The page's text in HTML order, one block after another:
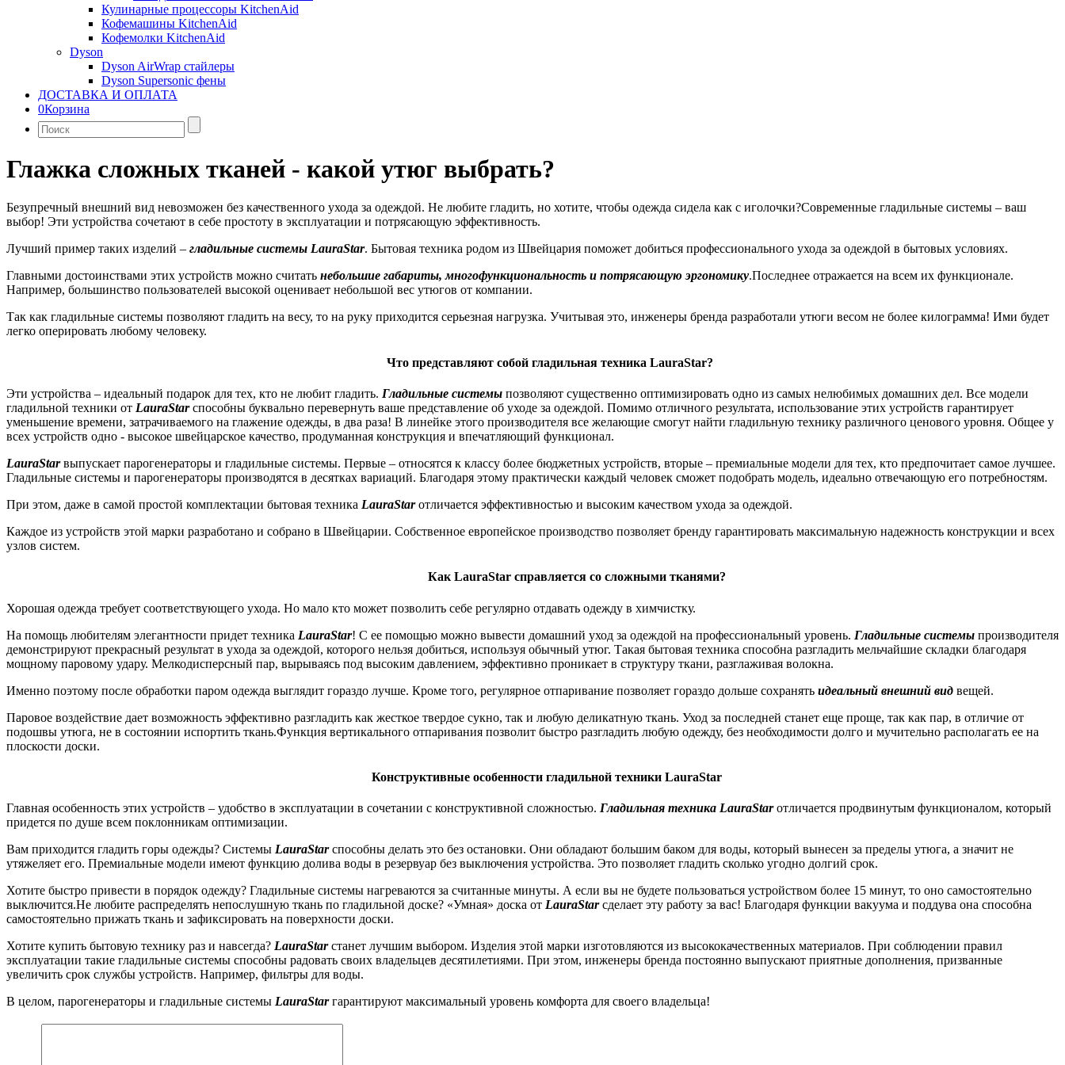
Кулинарные процессоры KitchenAid
Кофемашины KitchenAid
Кофемолки KitchenAid
Dyson
Dyson AirWrap стайлеры
Dyson Supersonic фены
ДОСТАВКА И ОПЛАТА
0Корзина
Найти:
Глажка сложных тканей - какой утюг выбрать?
Безупречный внешний вид невозможен без качественного ухода за одеждой. Не любите гладить, но хотите, чтобы одежда сидела как с иголочки?Современные гладильные системы – ваш
выбор! Эти устройства сочетают в себе простоту в эксплуатации и потрясающую эффективность.
Лучший пример таких изделий – гладильные системы LauraStar. Бытовая техника родом из Швейцария поможет добиться профессионального ухода за одеждой в бытовых условиях.
Главными достоинствами этих устройств можно считать небольшие габариты, многофункциональность и потрясающую эргономику.Последнее отражается на всем их функционале.
Например, большинство пользователей высокой оценивает небольшой вес утюгов от компании.
Так как гладильные системы позволяют гладить на весу, то на руку приходится серьезная нагрузка. Учитывая это, инженеры бренда разработали утюги весом не более килограмма! Ими будет
легко оперировать любому человеку.
Что представляют собой гладильная техника LauraStar?
Эти устройства – идеальный подарок для тех, кто не любит гладить. Гладильные системы позволяют существенно оптимизировать одно из самых нелюбимых домашних дел. Все модели
гладильной техники от LauraStarспособны буквально перевернуть ваше представление об уходе за одеждой. Помимо отличного результата, использование этих устройств гарантирует
уменьшение времени, затрачиваемого на глажение одежды, в два раза! В линейке этого производителя все желающие смогут найти гладильную технику различного ценового уровня. Общее у
всех устройств одно - высокое швейцарское качество, продуманная конструкция и впечатляющий функционал.
LauraStarвыпускает парогенераторы и гладильные системы. Первые – относятся к классу более бюджетных устройств, вторые – премиальные модели для тех, кто предпочитает самое лучшее.
Гладильные системы и парогенераторы производятся в десятках вариаций. Благодаря этому практически каждый человек сможет подобрать модель, идеально отвечающую его потребностям.
При этом, даже в самой простой комплектации бытовая техника LauraStarотличается эффективностью и высоким качеством ухода за одеждой.
Каждое из устройств этой марки разработано и собрано в Швейцарии. Собственное европейское производство позволяет бренду гарантировать максимальную надежность конструкции и всех
узлов систем.
Как LauraStar справляется со сложными тканями?
Хорошая одежда требует соответствующего ухода. Но мало кто может позволить себе регулярно отдавать одежду в химчистку.
На помощь любителям элегантности придет техника LauraStar! С ее помощью можно вывести домашний уход за одеждой на профессиональный уровень. Гладильные системы производителя
демонстрируют прекрасный результат в ухода за одеждой, которого нельзя добиться, используя обычный утюг. Такая бытовая техника способна разгладить мельчайшие складки благодаря
мощному паровому удару. Мелкодисперсный пар, вырываясь под высоким давлением, эффективно проникает в структуру ткани, разглаживая волокна.
Именно поэтому после обработки паром одежда выглядит гораздо лучше. Кроме того, регулярное отпаривание позволяет гораздо дольше сохранять идеальный внешний вид вещей.
Паровое воздействие дает возможность эффективно разгладить как жесткое твердое сукно, так и любую деликатную ткань. Уход за последней станет еще проще, так как пар, в отличие от
подошвы утюга, не в состоянии испортить ткань.Функция вертикального отпаривания позволит быстро разгладить любую одежду, без необходимости долго и мучительно располагать ее на
плоскости доски.
Конструктивные особенности гладильной техники LauraStar
Главная особенность этих устройств – удобство в эксплуатации в сочетании с конструктивной сложностью. Гладильная техника LauraStarотличается продвинутым функционалом, который
придется по душе всем поклонникам оптимизации.
Вам приходится гладить горы одежды? Системы LauraStarспособны делать это без остановки. Они обладают большим баком для воды, который вынесен за пределы утюга, а значит не
утяжеляет его. Премиальные модели имеют функцию долива воды в резервуар без выключения устройства. Это позволяет гладить сколько угодно долгий срок.
Хотите быстро привести в порядок одежду? Гладильные системы нагреваются за считанные минуты. А если вы не будете пользоваться устройством более 15 минут, то оно самостоятельно
выключится.Не любите распределять непослушную ткань по гладильной доске? «Умная» доска от LauraStarсделает эту работу за вас! Благодаря функции вакуума и поддува она способна
самостоятельно прижать ткань и зафиксировать на поверхности доски.
Хотите купить бытовую технику раз и навсегда? LauraStarстанет лучшим выбором. Изделия этой марки изготовляются из высококачественных материалов. При соблюдении правил
эксплуатации такие гладильные системы способны радовать своих владельцев десятилетиями. При этом, инженеры бренда постоянно выпускают приятные дополнения, призванные
увеличить срок службы устройств. Например, фильтры для воды.
В целом, парогенераторы и гладильные системы LauraStarгарантируют максимальный уровень комфорта для своего владельца!